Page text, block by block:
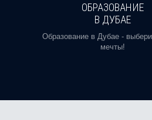
ОБРАЗОВАНИЕ
В ДУБАЕ
Образование в Дубае -
мечты!